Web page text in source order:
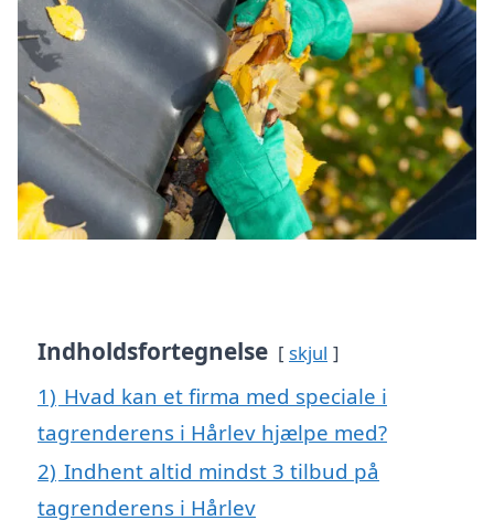
Indholdsfortegnelse skjul
1) Hvad kan et firma med speciale i
tagrenderens i Hårlev hjælpe med?
2) Indhent altid mindst 3 tilbud på
tagrenderens i Hårlev